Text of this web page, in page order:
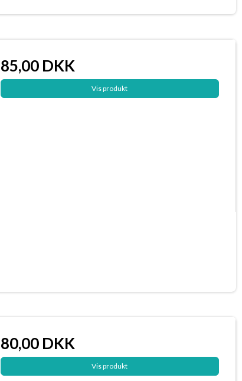
85,00 DKK
Vis produkt
80,00 DKK
Vis produkt